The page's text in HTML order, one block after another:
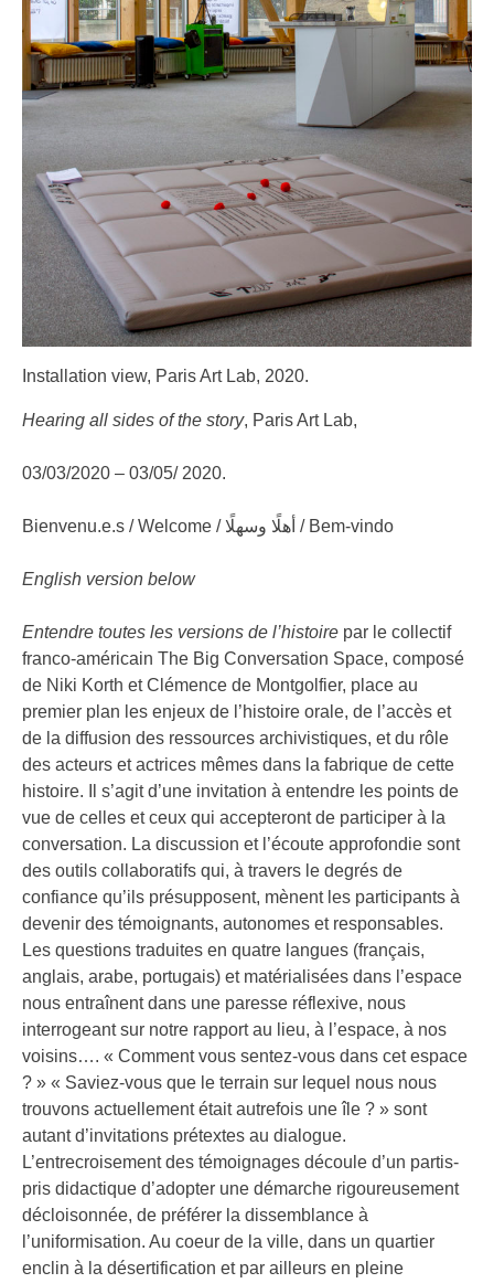
Installation view, Paris Art Lab, 2020.
Hearing all sides of the story, Paris Art Lab,
03/03/2020 – 03/05/ 2020.
Bienvenu.e.s / Welcome / أهلًا وسهلًا / Bem-vindo
English version below
Entendre toutes les versions de l’histoire par le collectif
franco-américain The Big Conversation Space, composé
de Niki Korth et Clémence de Montgolfier, place au
premier plan les enjeux de l’histoire orale, de l’accès et
de la diffusion des ressources archivistiques, et du rôle
des acteurs et actrices mêmes dans la fabrique de cette
histoire. Il s’agit d’une invitation à entendre les points de
vue de celles et ceux qui accepteront de participer à la
conversation. La discussion et l’écoute approfondie sont
des outils collaboratifs qui, à travers le degrés de
confiance qu’ils présupposent, mènent les participants à
devenir des témoignants, autonomes et responsables.
Les questions traduites en quatre langues (français,
anglais, arabe, portugais) et matérialisées dans l’espace
nous entraînent dans une paresse réflexive, nous
interrogeant sur notre rapport au lieu, à l’espace, à nos
voisins…. « Comment vous sentez-vous dans cet espace
? » « Saviez-vous que le terrain sur lequel nous nous
trouvons actuellement était autrefois une île ? » sont
autant d’invitations prétextes au dialogue.
L’entrecroisement des témoignages découle d’un partis-
pris didactique d’adopter une démarche rigoureusement
décloisonnée, de préférer la dissemblance à
l’uniformisation. Au coeur de la ville, dans un quartier
enclin à la désertification et par ailleurs en pleine